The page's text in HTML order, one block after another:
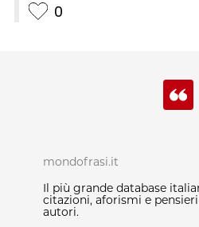
0
mondofrasi.it
Il più grande database
citazioni, aforismi e
autori.